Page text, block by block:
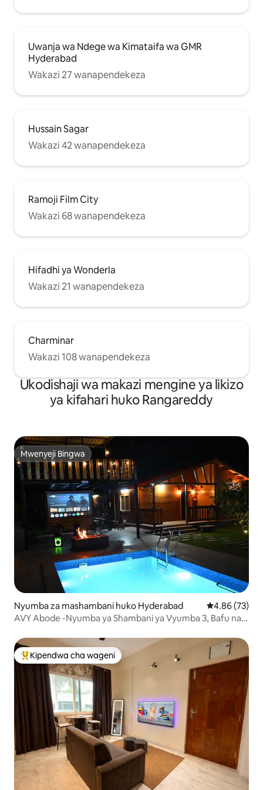
Uwanja wa Ndege wa Kimataifa wa GMR
Hyderabad
Wakazi 27 wanapendekeza
Hussain Sagar
Wakazi 42 wanapendekeza
Ramoji Film City
Wakazi 68 wanapendekeza
Hifadhi ya Wonderla
Wakazi 21 wanapendekeza
Charminar
Wakazi 108 wanapendekeza
Ukodishaji wa makazi mengine ya likizo
ya kifahari huko Rangareddy
Mwenyeji Bingwa
Mwenyeji Bingwa
Nyumba za mashambani huko Hyderabad Ukadiriaji wa
4.86 (73)
AVY Abode -Nyumba ya Shambani ya Vyumba 3, Bafu na
Kipendwa maarufu cha wageni
Kipendwa cha wageni